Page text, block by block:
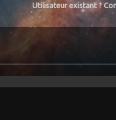
Utilisateur existant ?